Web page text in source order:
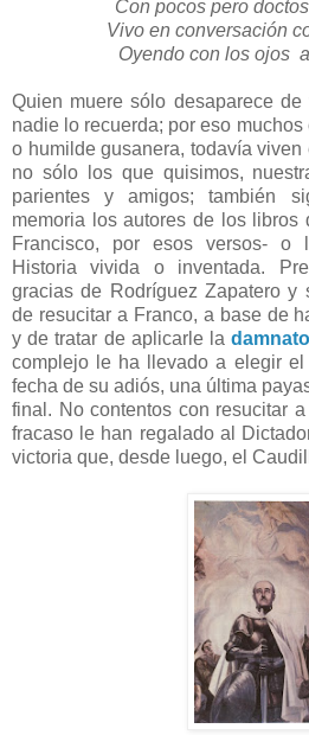
Con pocos pero
Vivo en conversación
Oyendo con los ojos
Quien muere sólo desaparece
nadie lo recuerda; por eso
o humilde gusanera, todavía viven
no sólo los que quisimos,
parientes y amigos; también
memoria los autores de los libros
Francisco, por esos versos- o
Historia vivida o inventada.
gracias de Rodríguez Zapatero y
de resucitar a Franco, a base de
y de tratar de aplicarle la
complejo le ha llevado a elegir el
fecha de su adiós, una última
final. No contentos con resucitar
fracaso le han regalado al
victoria que, desde luego, el